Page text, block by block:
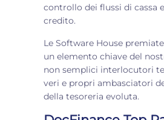
controllo dei flussi di cassa
credito.
Le Software House
un elemento chiave del
non semplici interlocutori
veri e propri ambasciatori
della tesoreria evoluta.